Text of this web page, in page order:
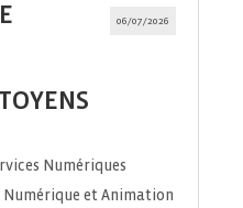
06/07/2026
Numériques
et Animation